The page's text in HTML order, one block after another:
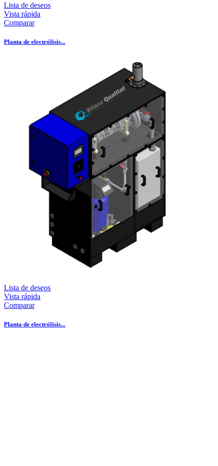
Lista de deseos
Vista rápida
Comparar
Planta de electrólisis...
Lista de deseos
Vista rápida
Comparar
Planta de electrólisis...